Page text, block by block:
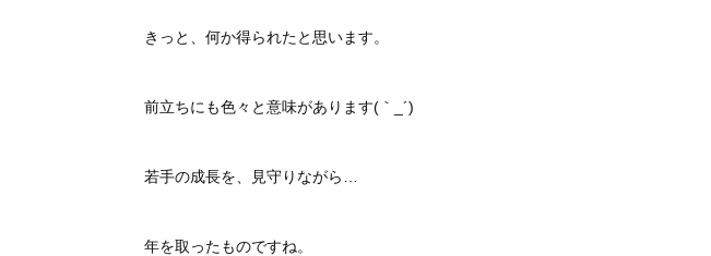
きっと、何か得られたと思います。
前立ちにも色々と意味があります(｀_´)ゞ
若手の成長を、見守りながら…
年を取ったものですね。